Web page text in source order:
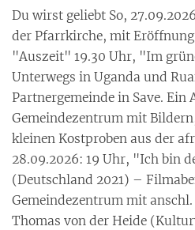
Du wirst geliebt So,
der Pfarrkirche, mit
"Auszeit" 19.30 Uhr, "Im
Unterwegs in Uganda und
Partnergemeinde in Save. Ein
Gemeindezentrum mit
kleinen Kostproben aus der
28.09.2026: 19 Uhr, "Ich bin
(Deutschland 2021) –
Gemeindezentrum mit
Thomas von der Heide